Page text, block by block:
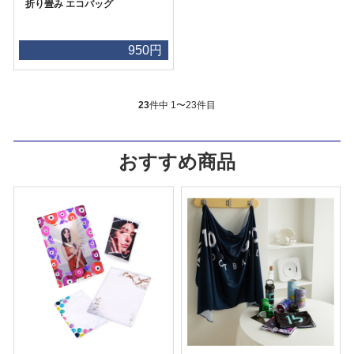
折り畳み エコバッグ
950円
23件中 1〜23件目
おすすめ商品